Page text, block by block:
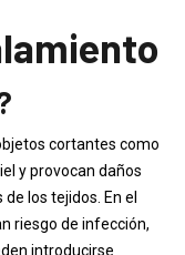
cortantes como
y provocan daños
los tejidos. En el
riesgo de infección,
introducirse